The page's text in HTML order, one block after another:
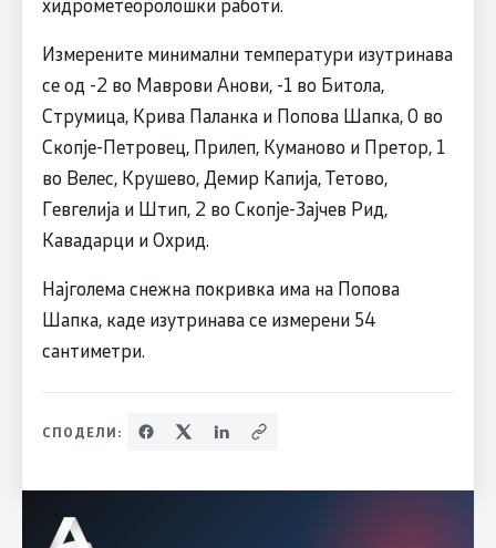
Измерените минимални температури изутринава
се од -2 во Mаврови Анови, -1 во Битола,
Струмица, Крива Паланка и Попова Шапка, 0 во
Скопје-Петровец, Прилеп, Куманово и Претор, 1
во Велес, Kрушево, Демир Капија, Тетово,
Гевгелија и Штип, 2 во Скопје-Зајчев Рид,
Кавадарци и Охрид.
Најголема снежна покривка има на Попова
Шапка, каде изутринава се измерени 54
сантиметри.
СПОДЕЛИ: